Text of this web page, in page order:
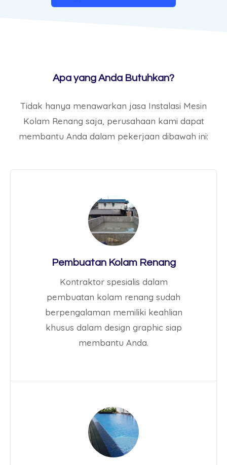
Apa yang Anda Butuhkan?
Tidak hanya menawarkan jasa Instalasi Mesin
Kolam Renang saja, perusahaan kami dapat
membantu Anda dalam pekerjaan dibawah ini:
Pembuatan Kolam Renang
Kontraktor spesialis dalam
pembuatan kolam renang sudah
berpengalaman memiliki keahlian
khusus dalam design graphic siap
membantu Anda.